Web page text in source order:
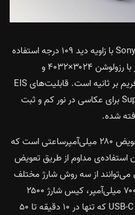
در بخش دوربین، از حسگر Sony IMX681 با زاویه دید ۱۰۹ درجه استفاده
شده. این دوربین قادر به ثبت تصاویر با رزولوشن ۳۰۲۴×۴۰۳۲ و
فیلم‌برداری با کیفیت 3K در نرخ ۳۰ فریم بر ثانیه است. قابلیت‌های EIS
برای تثبیت تصویر، Super Night Mode برای عکاسی در نور کم و ثبت
شده.
منبع انرژی دستگاه، دو باتری قابل تعویض ۲۸۰ میلی‌آمپرساعتی است که
استفاده‌ی مداوم از طریق تعویض
می‌توانند از سه روش شارژ مختلف
بهره ببرند: داک MiniBag با ظرفیت ۷۰۰ میلی‌آمپر، کیس شارژ ۲۵۰۰
میلی‌آمپرساعتی و گیره‌ی شارژ سریع USB-C که تنها در ۱۰ دقیقه تا ۵۰